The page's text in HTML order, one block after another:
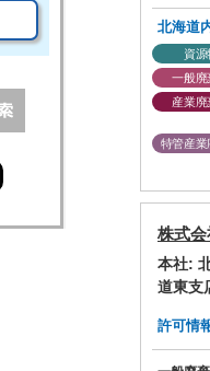
北海道
資源
一般廃
産業廃
特管産業
株式
本社:
道東支
許可情